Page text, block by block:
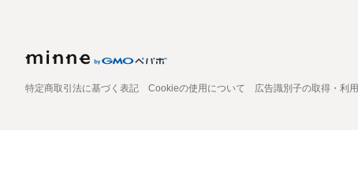
特定商取引法に基づく表記 Cookieの使用について 広告識別子の取得・利用